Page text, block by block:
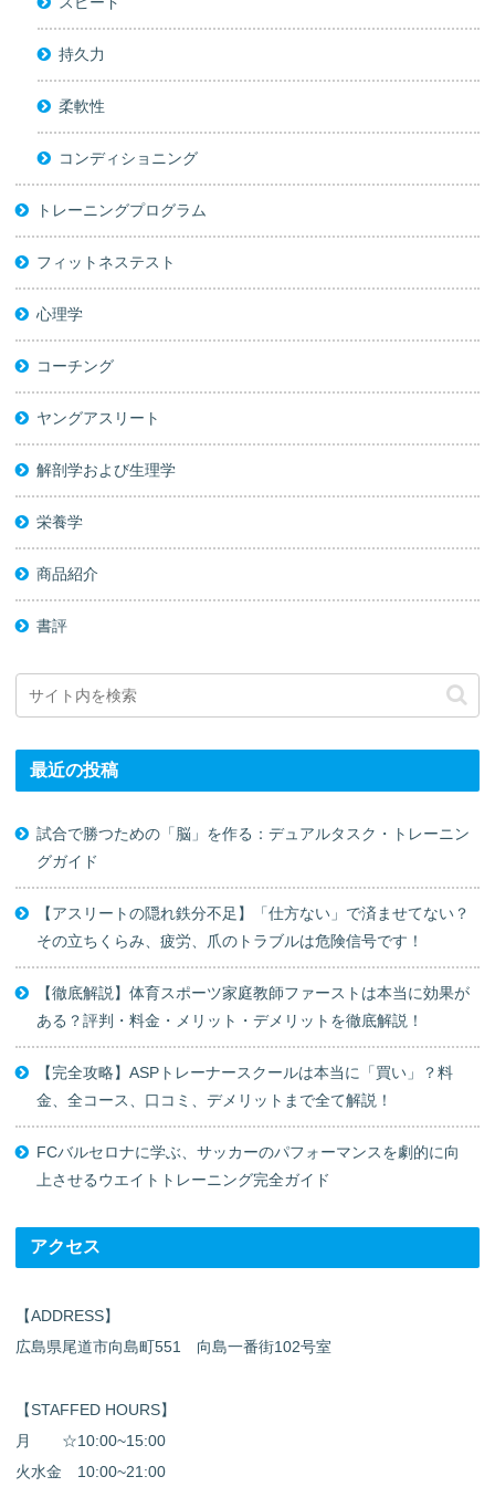
持久力
柔軟性
コンディショニング
トレーニングプログラム
フィットネステスト
心理学
コーチング
ヤングアスリート
解剖学および生理学
栄養学
商品紹介
書評
最近の投稿
試合で勝つための「脳」を作る：デュアルタスク・トレーニン
グガイド
【アスリートの隠れ鉄分不足】「仕方ない」で済ませてない？
その立ちくらみ、疲労、爪のトラブルは危険信号です！
【徹底解説】体育スポーツ家庭教師ファーストは本当に効果が
ある？評判・料金・メリット・デメリットを徹底解説！
【完全攻略】ASPトレーナースクールは本当に「買い」？料
金、全コース、口コミ、デメリットまで全て解説！
FCバルセロナに学ぶ、サッカーのパフォーマンスを劇的に向
上させるウエイトトレーニング完全ガイド
アクセス
【ADDRESS】
広島県尾道市向島町551 向島一番街102号室
【STAFFED HOURS】
月 ☆10:00~15:00
火水金 10:00~21:00